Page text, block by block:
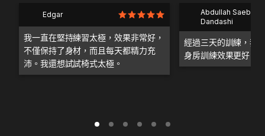
Edgar
我一直在堅持練習太極，效果非常好，
不僅保持了身材，而且每天都精力充
沛。我還想試試椅式太極。
Abdullah Saeb Al
Dandashi
經過三天的訓練，我
身房訓練效果更好。